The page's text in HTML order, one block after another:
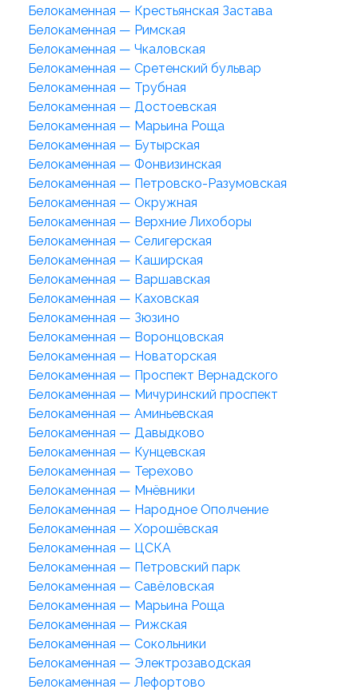
Белокаменная — Крестьянская Застава
Белокаменная — Римская
Белокаменная — Чкаловская
Белокаменная — Сретенский бульвар
Белокаменная — Трубная
Белокаменная — Достоевская
Белокаменная — Марьина Роща
Белокаменная — Бутырская
Белокаменная — Фонвизинская
Белокаменная — Петровско-Разумовская
Белокаменная — Окружная
Белокаменная — Верхние Лихоборы
Белокаменная — Селигерская
Белокаменная — Каширская
Белокаменная — Варшавская
Белокаменная — Каховская
Белокаменная — Зюзино
Белокаменная — Воронцовская
Белокаменная — Новаторская
Белокаменная — Проспект Вернадского
Белокаменная — Мичуринский проспект
Белокаменная — Аминьевская
Белокаменная — Давыдково
Белокаменная — Кунцевская
Белокаменная — Терехово
Белокаменная — Мнёвники
Белокаменная — Народное Ополчение
Белокаменная — Хорошёвская
Белокаменная — ЦСКА
Белокаменная — Петровский парк
Белокаменная — Савёловская
Белокаменная — Марьина Роща
Белокаменная — Рижская
Белокаменная — Сокольники
Белокаменная — Электрозаводская
Белокаменная — Лефортово